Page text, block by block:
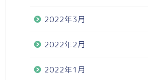
2022年3月
2022年2月
2022年1月